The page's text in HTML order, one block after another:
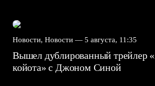
Новости, Новости — 5 августа, 11:35
Вышел дублированный трейлер
койота» с Джоном Синой